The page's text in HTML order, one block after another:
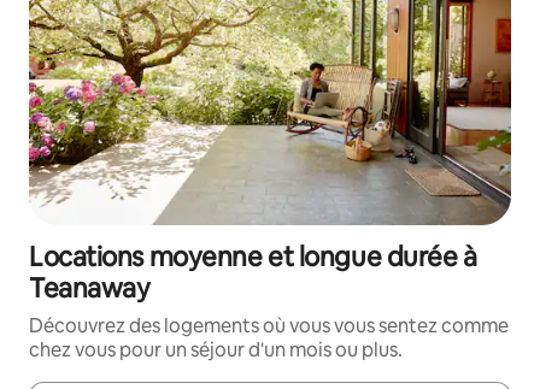
Locations moyenne et longue durée à
Teanaway
Découvrez des logements où vous vous sentez comme
chez vous pour un séjour d'un mois ou plus.